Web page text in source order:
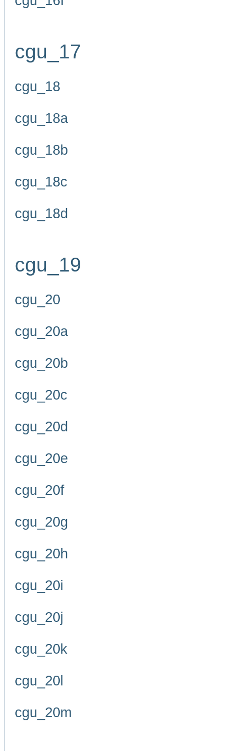
cgu_17
cgu_18
cgu_18a
cgu_18b
cgu_18c
cgu_18d
cgu_19
cgu_20
cgu_20a
cgu_20b
cgu_20c
cgu_20d
cgu_20e
cgu_20f
cgu_20g
cgu_20h
cgu_20i
cgu_20j
cgu_20k
cgu_20l
cgu_20m